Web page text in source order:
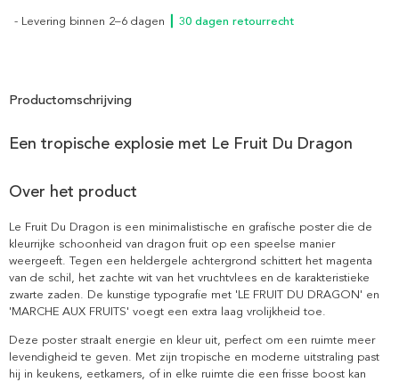
- Levering binnen 2–6 dagen ┃ 30 dagen retourrecht
Productomschrijving
Een tropische explosie met Le Fruit Du Dragon
Over het product
Le Fruit Du Dragon is een minimalistische en grafische poster die de
kleurrijke schoonheid van dragon fruit op een speelse manier
weergeeft. Tegen een heldergele achtergrond schittert het magenta
van de schil, het zachte wit van het vruchtvlees en de karakteristieke
zwarte zaden. De kunstige typografie met 'LE FRUIT DU DRAGON' en
'MARCHE AUX FRUITS' voegt een extra laag vrolijkheid toe.
Deze poster straalt energie en kleur uit, perfect om een ruimte meer
levendigheid te geven. Met zijn tropische en moderne uitstraling past
hij in keukens, eetkamers, of in elke ruimte die een frisse boost kan